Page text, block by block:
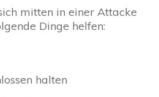
mitten in einer Attacke
Dinge helfen:
halten